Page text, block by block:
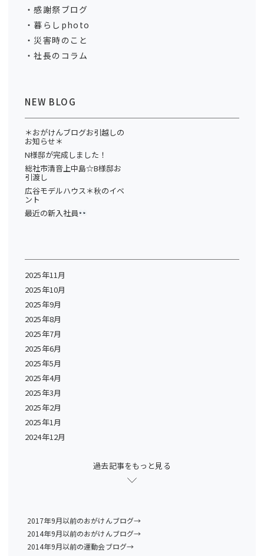
感謝祭ブログ
暮らしphoto
災害時のこと
社長のコラム
NEW BLOG
＊おがけんブログお引越しの
お知らせ＊
N様邸が完成しました！
総社市清音上中島☆B様邸お
引渡し
広谷モデルハウス＊秋のイベ
ント
最近の新入社員
2025年11月
2025年10月
2025年9月
2025年8月
2025年7月
2025年6月
2025年5月
2025年4月
2025年3月
2025年2月
2025年1月
2024年12月
過去記事をもっと見る
2017年9月以前のおがけんブログ→
2014年9月以前のおがけんブログ→
2014年9月以前の運動会ブログ→